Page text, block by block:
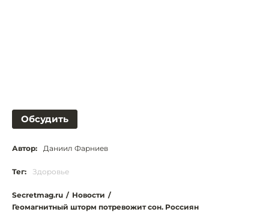
Обсудить
Автор: Даниил Фарниев
Тег: Здоровье
Secretmag.ru / Новости /
Геомагнитный шторм потревожит сон. Россиян